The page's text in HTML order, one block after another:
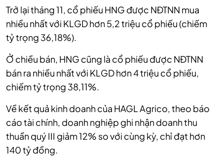
Trở lại tháng 11, cổ phiếu HNG được NĐTNN mua
nhiều nhất với KLGD hơn 5,2 triệu cổ phiếu (chiếm
tỷ trọng 36,18%).
Ở chiều bán, HNG cũng là cổ phiếu được NĐTNN
bán ra nhiều nhất với KLGD hơn 4 triệu cổ phiếu,
chiếm tỷ trọng 38,11%.
Về kết quả kinh doanh của HAGL Agrico, theo báo
cáo tài chính, doanh nghiệp ghi nhận doanh thu
thuần quý III giảm 12% so với cùng kỳ, chỉ đạt hơn
140 tỷ đồng.